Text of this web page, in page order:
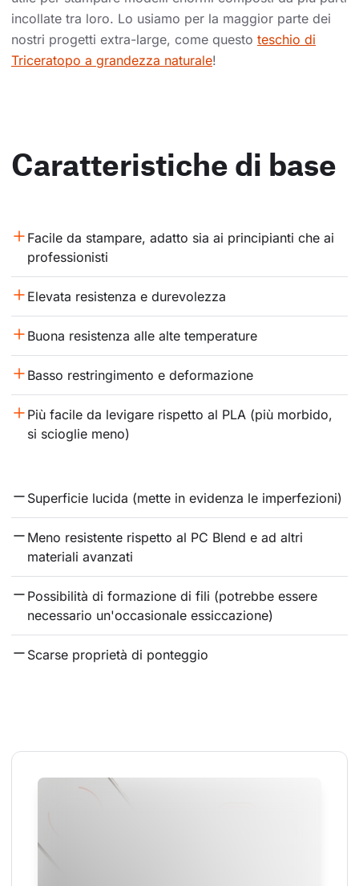
incollate tra loro. Lo usiamo per la maggior parte dei
nostri progetti extra-large, come questo teschio di
Triceratopo a grandezza naturale!
Caratteristiche di base
Facile da stampare, adatto sia ai principianti che ai
professionisti
Elevata resistenza e durevolezza
Buona resistenza alle alte temperature
Basso restringimento e deformazione
Più facile da levigare rispetto al PLA (più morbido,
si scioglie meno)
Superficie lucida (mette in evidenza le imperfezioni)
Meno resistente rispetto al PC Blend e ad altri
materiali avanzati
Possibilità di formazione di fili (potrebbe essere
necessario un'occasionale essiccazione)
Scarse proprietà di ponteggio